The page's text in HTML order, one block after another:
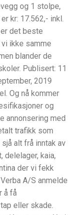
og 1 stolpe,
kr: 17.562,- inkl.
det beste
ikke samme
blander de
Publisert: 11
2019
Og nå kommer
og
annonsering med
trafikk som
alt frå inntak av
delelager, kaia,
der vi fekk
A/S anmelde
å få
eller skade.